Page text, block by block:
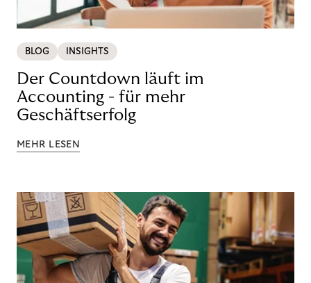
BLOG INSIGHTS
Der Countdown läuft im
Accounting - für mehr
Geschäftserfolg
MEHR LESEN